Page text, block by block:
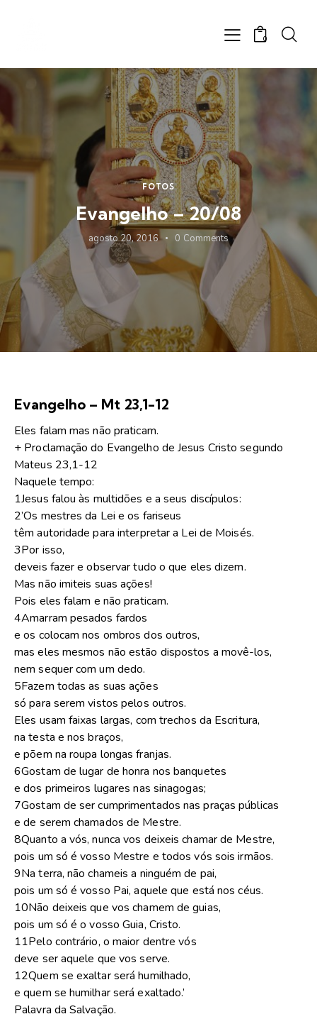
0
FOTOS
Evangelho – 20/08
agosto 20, 2016 0 Comments
Evangelho – Mt 23,1-12
Eles falam mas não praticam.
+ Proclamação do Evangelho de Jesus Cristo segundo
Mateus 23,1-12
Naquele tempo:
1Jesus falou às multidões e a seus discípulos:
2’Os mestres da Lei e os fariseus
têm autoridade para interpretar a Lei de Moisés.
3Por isso,
deveis fazer e observar tudo o que eles dizem.
Mas não imiteis suas ações!
Pois eles falam e não praticam.
4Amarram pesados fardos
e os colocam nos ombros dos outros,
mas eles mesmos não estão dispostos a movê-los,
nem sequer com um dedo.
5Fazem todas as suas ações
só para serem vistos pelos outros.
Eles usam faixas largas, com trechos da Escritura,
na testa e nos braços,
e põem na roupa longas franjas.
6Gostam de lugar de honra nos banquetes
e dos primeiros lugares nas sinagogas;
7Gostam de ser cumprimentados nas praças públicas
e de serem chamados de Mestre.
8Quanto a vós, nunca vos deixeis chamar de Mestre,
pois um só é vosso Mestre e todos vós sois irmãos.
9Na terra, não chameis a ninguém de pai,
pois um só é vosso Pai, aquele que está nos céus.
10Não deixeis que vos chamem de guias,
pois um só é o vosso Guia, Cristo.
11Pelo contrário, o maior dentre vós
deve ser aquele que vos serve.
12Quem se exaltar será humilhado,
e quem se humilhar será exaltado.’
Palavra da Salvação.